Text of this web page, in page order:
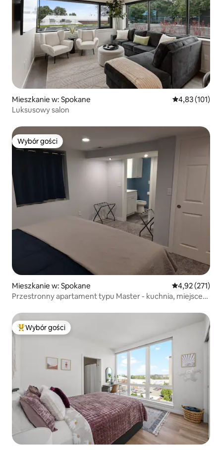
Mieszkanie w: Spokane Średnia
4,83 (101)
Luksusowy salon
Wybór gości
Wybór gości
Mieszkanie w: Spokane Średnia
4,92 (271)
Przestronny apartament typu Master - kuchnia, miejsce
Najpopularniejsze z kategorii Wybór gości
Wybór gości